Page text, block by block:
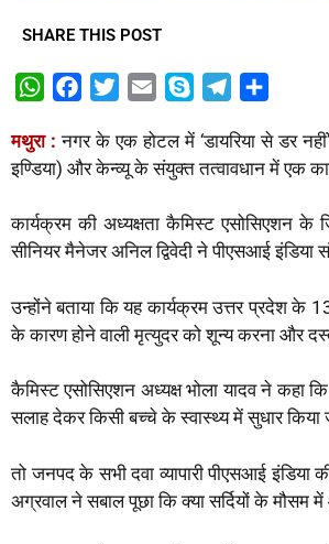
SHARE THIS POST
W
a
t
A
p
c
e
o
o
i
t
e
r
a
i
y
p
l
e
r
a
a
r
मथुरा : नगर के एक होटल में ‘डायरिया से डर
इण्डिया) और केन्व्यू के संयुक्त तत्वावधान में एक
कार्यक्रम की अध्यक्षता कैमिस्ट एसोसिएशन के
सीनियर मैनेजर अनिल द्विवेदी ने पीएसआई इंडिया
उन्होंने बताया कि यह कार्यक्रम उत्तर प्रदेश के
के कारण होने वाली मृत्युदर को शून्य करना और
कैमिस्ट एसोसिएशन अध्यक्ष भोला यादव ने कहा
सलाह देकर किसी बच्चे के स्वास्थ्य में सुधार किया
तो जनपद के सभी दवा व्यापारी पीएसआई
अग्रवाल ने सबाल पूछा कि क्या सर्दियों के